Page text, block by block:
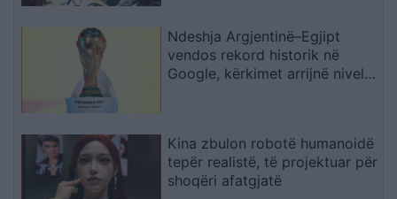
Ndeshja Argjentinë–Egjipt
vendos rekord historik në
Google, kërkimet arrijnë nivele
Kina zbulon robotë humanoidë
tepër realistë, të projektuar për
shoqëri afatgjatë